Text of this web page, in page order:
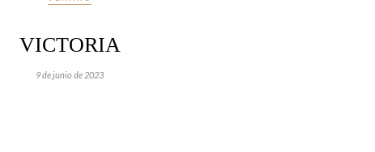
VICTORIA
9 de junio de 2023